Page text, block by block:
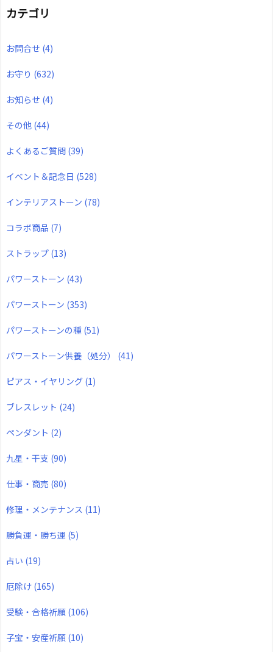
カテゴリ
お問合せ (4)
お守り (632)
お知らせ (4)
その他 (44)
よくあるご質問 (39)
イベント＆記念日 (528)
インテリアストーン (78)
コラボ商品 (7)
ストラップ (13)
パワーストーン (43)
パワーストーン (353)
パワーストーンの種 (51)
パワーストーン供養（処分） (41)
ピアス・イヤリング (1)
ブレスレット (24)
ペンダント (2)
九星・干支 (90)
仕事・商売 (80)
修理・メンテナンス (11)
勝負運・勝ち運 (5)
占い (19)
厄除け (165)
受験・合格祈願 (106)
子宝・安産祈願 (10)